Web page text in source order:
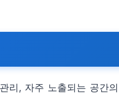
리, 자주 노출되는 공간